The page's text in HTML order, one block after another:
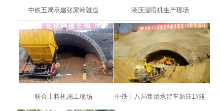
中铁五局承建张家岭隧道 液压湿喷机生产现场
联合上料机施工现场 中铁十八局集团承建车新庄1#隧